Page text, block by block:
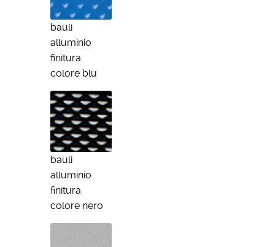
bauli
alluminio
finitura
colore blu
bauli
alluminio
finitura
colore nero